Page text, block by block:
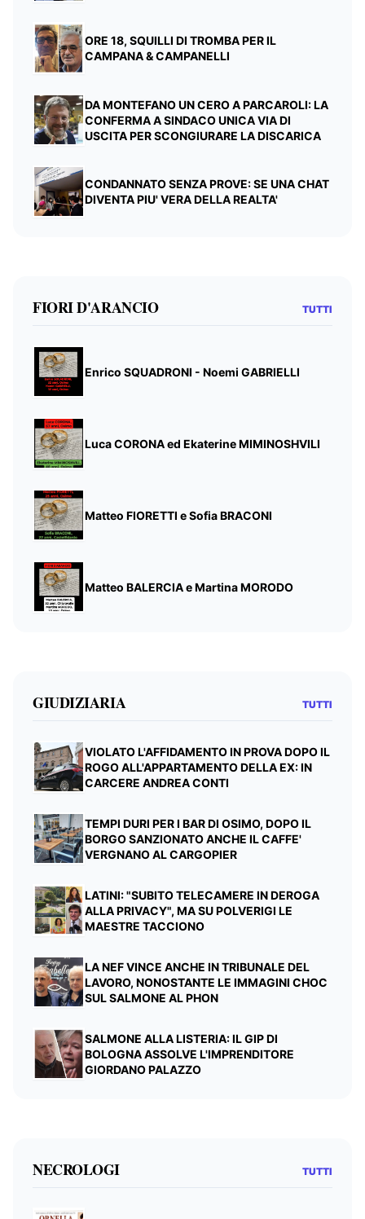
ORE 18, SQUILLI DI TROMBA PER IL
CAMPANA & CAMPANELLI
DA MONTEFANO UN CERO A PARCAROLI: LA
CONFERMA A SINDACO UNICA VIA DI
USCITA PER SCONGIURARE LA DISCARICA
CONDANNATO SENZA PROVE: SE UNA CHAT
DIVENTA PIU' VERA DELLA REALTA'
FIORI D'ARANCIO TUTTI
Enrico SQUADRONI - Noemi GABRIELLI
Luca CORONA ed Ekaterine MIMINOSHVILI
Matteo FIORETTI e Sofia BRACONI
Matteo BALERCIA e Martina MORODO
GIUDIZIARIA TUTTI
VIOLATO L'AFFIDAMENTO IN PROVA DOPO IL
ROGO ALL'APPARTAMENTO DELLA EX: IN
CARCERE ANDREA CONTI
TEMPI DURI PER I BAR DI OSIMO, DOPO IL
BORGO SANZIONATO ANCHE IL CAFFE'
VERGNANO AL CARGOPIER
LATINI: "SUBITO TELECAMERE IN DEROGA
ALLA PRIVACY", MA SU POLVERIGI LE
MAESTRE TACCIONO
LA NEF VINCE ANCHE IN TRIBUNALE DEL
LAVORO, NONOSTANTE LE IMMAGINI CHOC
SUL SALMONE AL PHON
SALMONE ALLA LISTERIA: IL GIP DI
BOLOGNA ASSOLVE L'IMPRENDITORE
GIORDANO PALAZZO
NECROLOGI TUTTI